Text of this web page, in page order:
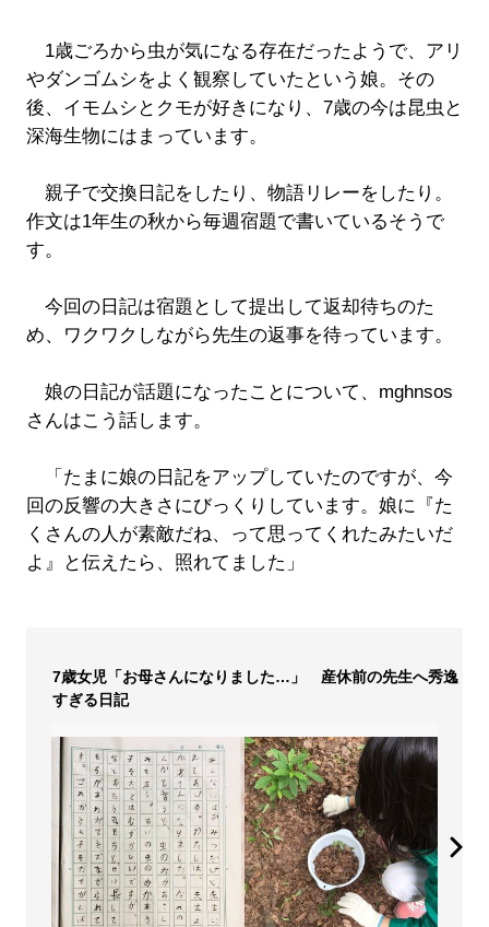
1歳ごろから虫が気になる存在だったようで、アリ
やダンゴムシをよく観察していたという娘。その
後、イモムシとクモが好きになり、7歳の今は昆虫と
深海生物にはまっています。
親子で交換日記をしたり、物語リレーをしたり。
作文は1年生の秋から毎週宿題で書いているそうで
す。
今回の日記は宿題として提出して返却待ちのた
め、ワクワクしながら先生の返事を待っています。
娘の日記が話題になったことについて、mghnsos
さんはこう話します。
「たまに娘の日記をアップしていたのですが、今
回の反響の大きさにびっくりしています。娘に『た
くさんの人が素敵だね、って思ってくれたみたいだ
よ』と伝えたら、照れてました」
7歳女児「お母さんになりました…」 産休前の先生へ秀逸
すぎる日記